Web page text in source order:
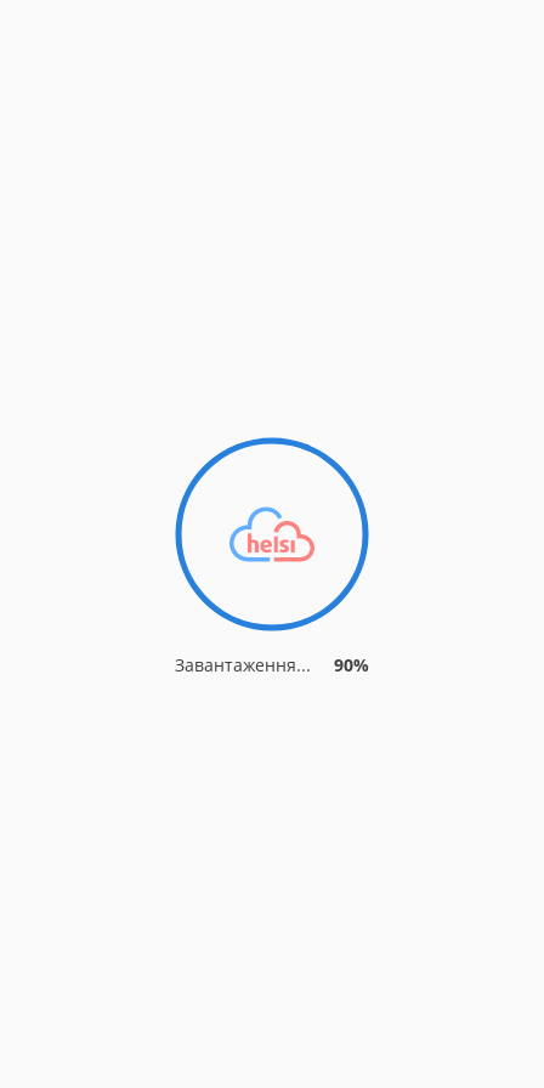
Завантаження... 90%